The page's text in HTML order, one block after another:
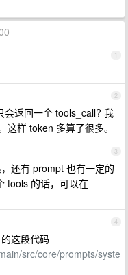
1
2
返回一个 tools_call? 我
样 token 多算了很多。
3
还有 prompt 也有一定的
tools 的话，可以在
4
这段代码
src/core/prompts/syste